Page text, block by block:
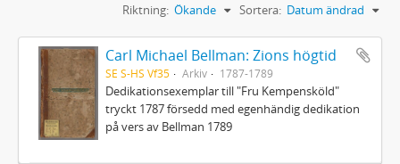
Sortera: Datum ändrad
Riktning: Ökande
Carl Michael Bellman: Zions högtid
SE S-HS Vf35 Arkiv 1787-1789
Dedikationsexemplar till "Fru Kempensköld"
tryckt 1787 försedd med egenhändig dedikation
på vers av Bellman 1789